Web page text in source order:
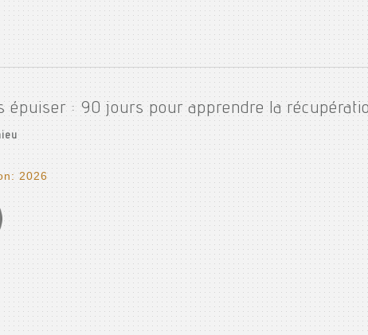
épuiser : 90 jours pour apprendre la
2026